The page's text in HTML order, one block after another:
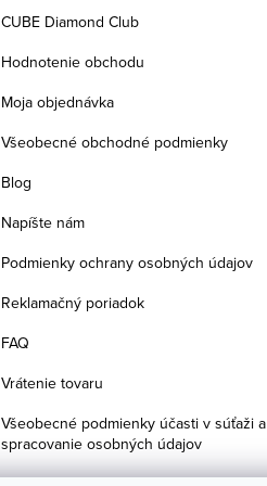
CUBE Diamond Club
Hodnotenie obchodu
Moja objednávka
Všeobecné obchodné podmienky
Blog
Napíšte nám
Podmienky ochrany osobných údajov
Reklamačný poriadok
FAQ
Vrátenie tovaru
Všeobecné podmienky účasti v súťaži a
spracovanie osobných údajov